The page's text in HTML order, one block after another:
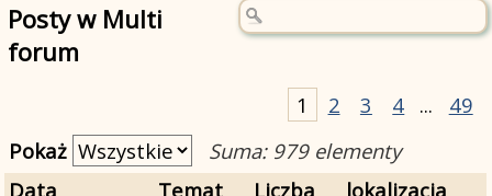
Posty w Multi
forum
1 2 3 4 ...
49
Pokaż
Suma: 979 elementy
Data
Temat Liczba
lokalizacja